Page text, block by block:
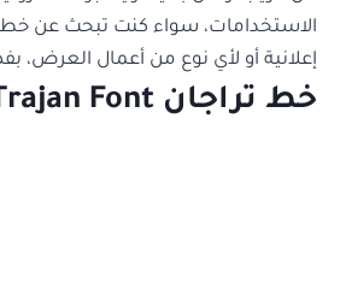
الاستخدامات، سواء كنت تبحث عن
إعلانية أو لأي نوع من أعمال العرض،
خط تراجان Trajan Font